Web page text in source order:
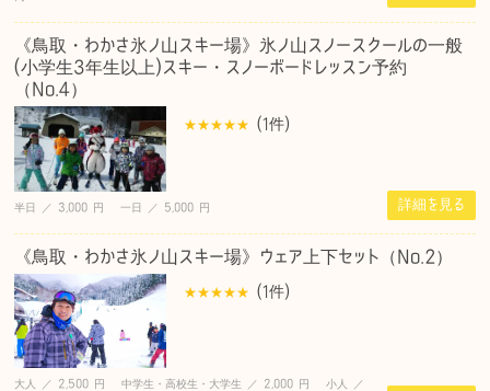
《鳥取・わかさ氷ノ山スキー場》氷ノ山スノースクールの一般
(小学生3年生以上)スキー・スノーボードレッスン予約
（No.4）
(1件)
半日 ／ 3,000 円 一日 ／ 5,000 円 詳細を見る
《鳥取・わかさ氷ノ山スキー場》ウェア上下セット（No.2）
(1件)
大人 ／ 2,500 円 中学生・高校生・大学生 ／ 2,000 円 小人 ／